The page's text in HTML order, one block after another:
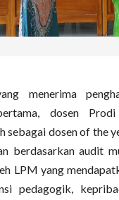
menerima
dosen
sebagai dosen of the
berdasarkan audit
LPM yang
pedagogik,